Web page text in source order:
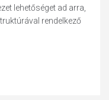
lehetőséget ad arra,
rendelkező